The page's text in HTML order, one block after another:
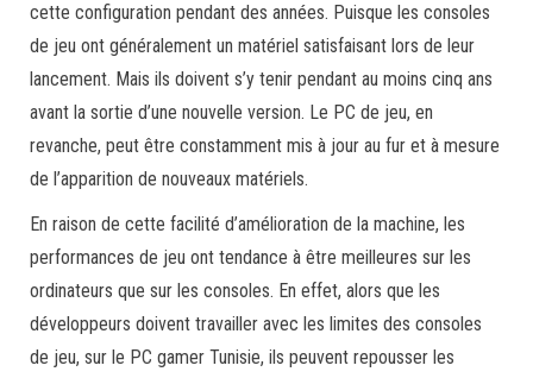
cette configuration pendant des années. Puisque les consoles
de jeu ont généralement un matériel satisfaisant lors de leur
lancement. Mais ils doivent s’y tenir pendant au moins cinq ans
avant la sortie d’une nouvelle version. Le PC de jeu, en
revanche, peut être constamment mis à jour au fur et à mesure
de l’apparition de nouveaux matériels.
En raison de cette facilité d’amélioration de la machine, les
performances de jeu ont tendance à être meilleures sur les
ordinateurs que sur les consoles. En effet, alors que les
développeurs doivent travailler avec les limites des consoles
de jeu, sur le PC gamer Tunisie, ils peuvent repousser les